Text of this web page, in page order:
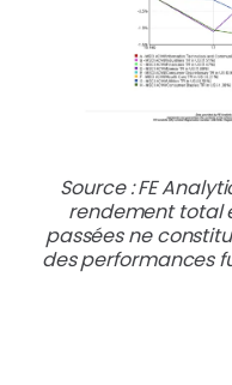
Source : FE
rendement total
passées ne
des performances